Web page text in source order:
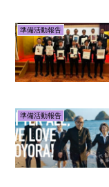
準備活動報告
準備活動報告